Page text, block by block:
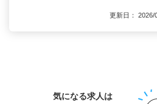
更新日：
気になる求人は